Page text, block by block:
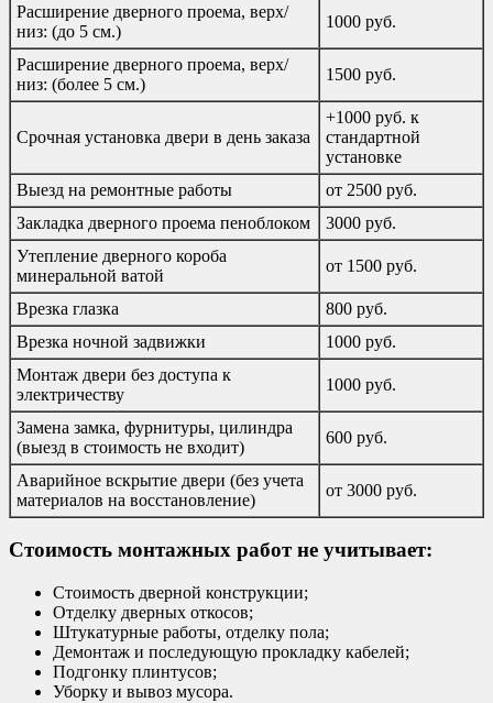
Расширение дверного проема, верх/
низ: (до 5 см.)
1000 руб.
Расширение дверного проема, верх/
низ: (более 5 см.)
1500 руб.
Срочная установка двери в день заказа
+1000 руб. к
стандартной
установке
Выезд на ремонтные работы
от 2500 руб.
Закладка дверного проема пеноблоком
3000 руб.
Утепление дверного короба
минеральной ватой
от 1500 руб.
Врезка глазка
800 руб.
Врезка ночной задвижки
1000 руб.
Монтаж двери без доступа к
электричеству
1000 руб.
Замена замка, фурнитуры, цилиндра
(выезд в стоимость не входит)
600 руб.
Аварийное вскрытие двери (без учета
материалов на восстановление)
от 3000 руб.
Стоимость монтажных работ не учитывает:
Стоимость дверной конструкции;
Отделку дверных откосов;
Штукатурные работы, отделку пола;
Демонтаж и последующую прокладку кабелей;
Подгонку плинтусов;
Уборку и вывоз мусора.